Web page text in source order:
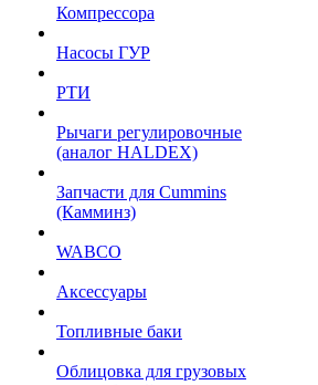
Компрессора
Насосы ГУР
РТИ
Рычаги регулировочные
(аналог HALDEX)
Запчасти для Cummins
(Камминз)
WABCO
Аксессуары
Топливные баки
Облицовка для грузовых